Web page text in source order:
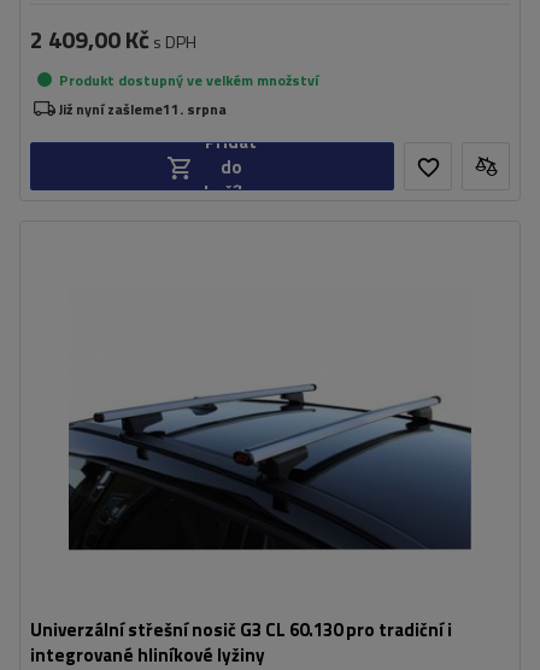
2 409,00 Kč s DPH
Produkt dostupný ve velkém množství
Již nyní zašleme11. srpna
Přidat
do
košíku
Univerzální střešní nosič G3 CL 60.130 pro tradiční i
integrované hliníkové lyžiny